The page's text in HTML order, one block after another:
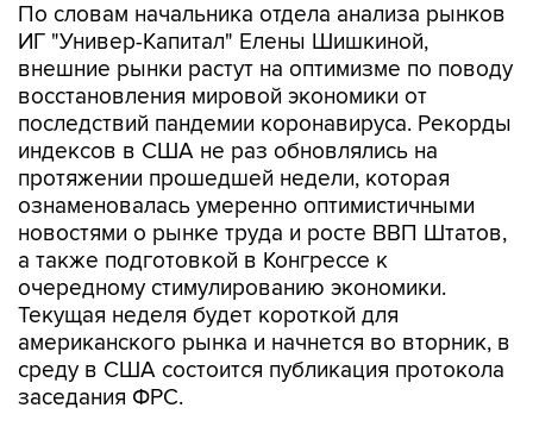
По словам начальника отдела анализа рынков
ИГ "Универ-Капитал" Елены Шишкиной,
внешние рынки растут на оптимизме по поводу
восстановления мировой экономики от
последствий пандемии коронавируса. Рекорды
индексов в США не раз обновлялись на
протяжении прошедшей недели, которая
ознаменовалась умеренно оптимистичными
новостями о рынке труда и росте ВВП Штатов,
а также подготовкой в Конгрессе к
очередному стимулированию экономики.
Текущая неделя будет короткой для
американского рынка и начнется во вторник, в
среду в США состоится публикация протокола
заседания ФРС.